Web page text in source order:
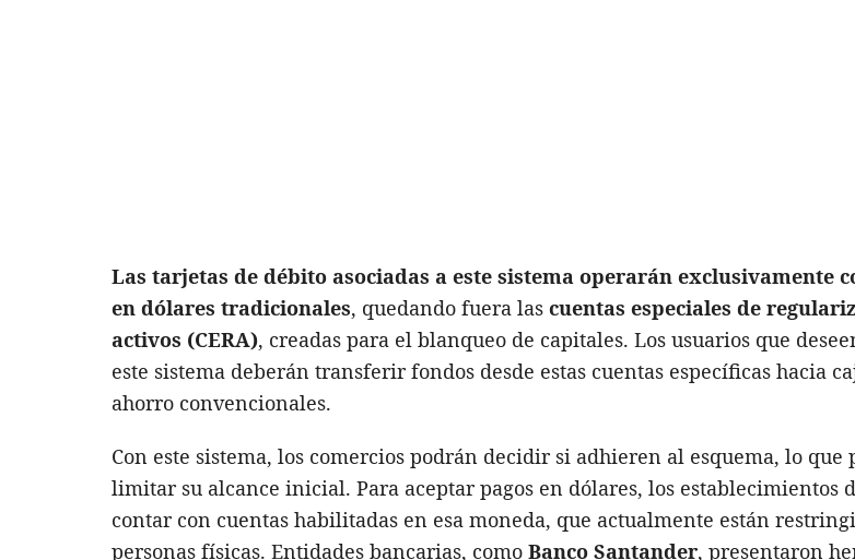
Las tarjetas de débito asociadas a este sistema operarán exclusivamente
en dólares tradicionales, quedando fuera las cuentas especiales de
activos (CERA), creadas para el blanqueo de capitales. Los usuarios que
este sistema deberán transferir fondos desde estas cuentas específicas hacia
ahorro convencionales.
Con este sistema, los comercios podrán decidir si adhieren al esquema, lo que
limitar su alcance inicial. Para aceptar pagos en dólares, los establecimientos
contar con cuentas habilitadas en esa moneda, que actualmente están
personas físicas. Entidades bancarias, como Banco Santander, presentaron